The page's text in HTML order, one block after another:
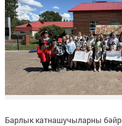
Барлык катнашучыларны